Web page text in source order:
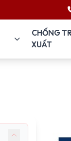
CHỐNG
XUẤT